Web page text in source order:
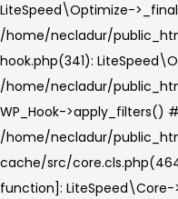
LiteSpeed\Optimize-
/home/necladur/
hook.php(341):
/home/necladur/
WP_Hook->apply_filters()
/home/necladur/
cache/src/
function]: